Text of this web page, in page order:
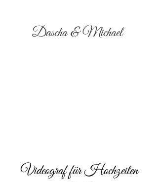
Dascha & Michael
Videograf für Hochzeiten